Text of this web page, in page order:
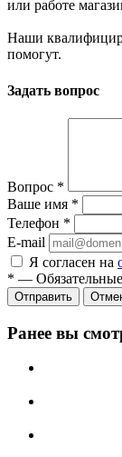
или работе
Наши
помогут.
Задать вопрос
Вопрос *
Ваше имя *
Телефон *
E-mail
Я согласен на
* —
Ранее вы